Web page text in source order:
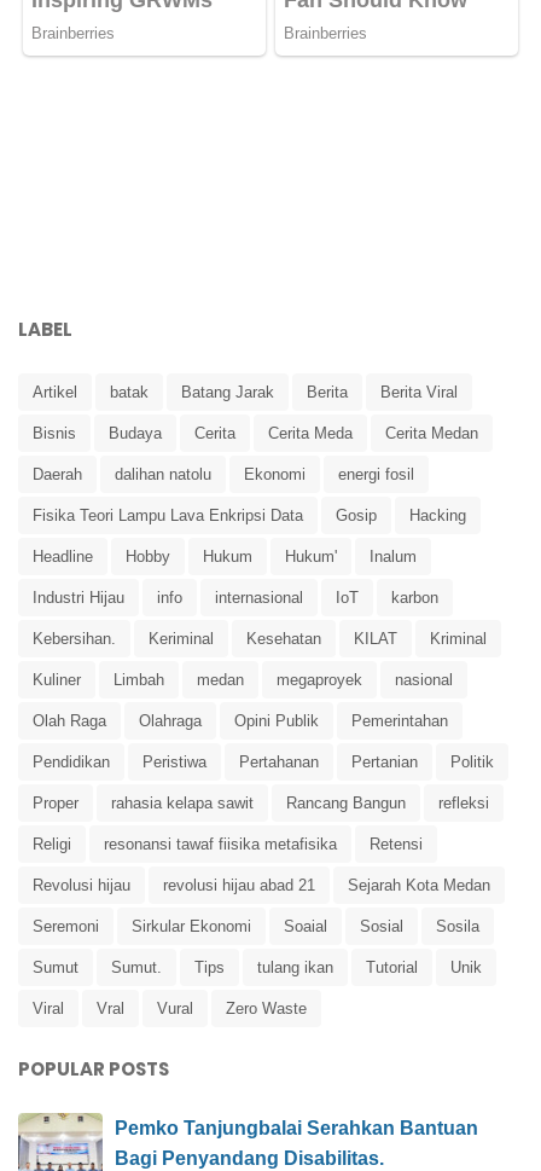
LABEL
Artikel batak Batang Jarak Berita Berita Viral
Bisnis Budaya Cerita Cerita Meda Cerita Medan
Daerah dalihan natolu Ekonomi energi fosil
Fisika Teori Lampu Lava Enkripsi Data Gosip Hacking
Headline Hobby Hukum Hukum' Inalum
Industri Hijau info internasional IoT karbon
Kebersihan. Keriminal Kesehatan KILAT Kriminal
Kuliner Limbah medan megaproyek nasional
Olah Raga Olahraga Opini Publik Pemerintahan
Pendidikan Peristiwa Pertahanan Pertanian Politik
Proper rahasia kelapa sawit Rancang Bangun refleksi
Religi resonansi tawaf fiisika metafisika Retensi
Revolusi hijau revolusi hijau abad 21 Sejarah Kota Medan
Seremoni Sirkular Ekonomi Soaial Sosial Sosila
Sumut Sumut. Tips tulang ikan Tutorial Unik
Viral Vral Vural Zero Waste
POPULAR POSTS
Pemko Tanjungbalai Serahkan Bantuan
Bagi Penyandang Disabilitas.